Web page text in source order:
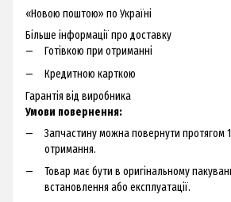
«Новою поштою» по Україні
Більше інформації про доставку
Готівкою при отриманні
Кредитною карткою
Гарантія від виробника
Умови повернення:
Запчастину можна повернути протягом
отримання.
Товар має бути в оригінальному
встановлення або експлуатації.